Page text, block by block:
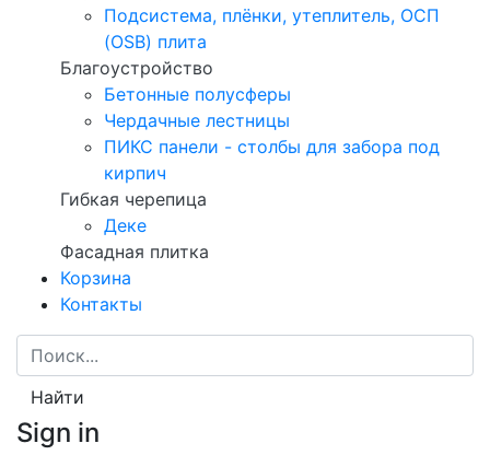
Подсистема, плёнки, утеплитель, ОСП
(OSB) плита
Благоустройство
Бетонные полусферы
Чердачные лестницы
ПИКС панели - столбы для забора под
кирпич
Гибкая черепица
Деке
Фасадная плитка
Корзина
Контакты
Найти
Sign in